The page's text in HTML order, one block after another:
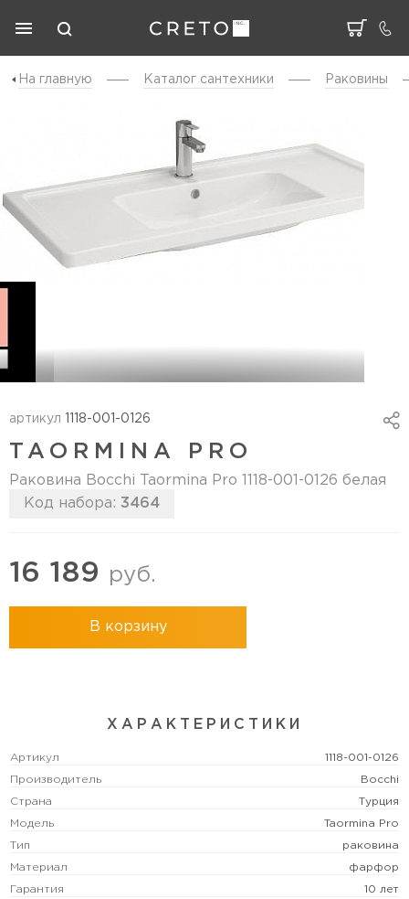
На главную Каталог cантехники Раковины
артикул 1118-001-0126
TAORMINA PRO
Раковина Bocchi Taormina Pro 1118-001-0126 белая
Код набора: 3464
16 189 руб.
В корзину
ХАРАКТЕРИСТИКИ
Артикул 1118-001-0126
Производитель Bocchi
Страна Турция
Модель Taormina Pro
Тип раковина
Материал фарфор
Гарантия 10 лет